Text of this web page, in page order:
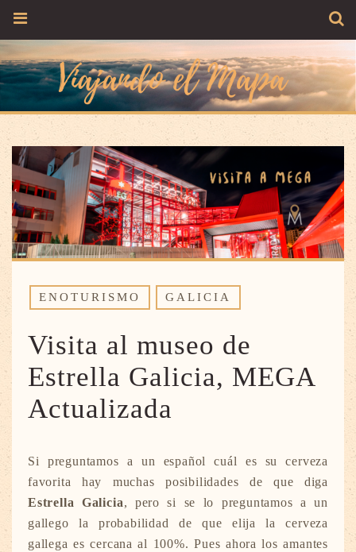
ENOTURISMO GALICIA
Visita al museo de
Estrella Galicia, MEGA
Actualizada
Si preguntamos a un español cuál es su cerveza
favorita hay muchas posibilidades de que diga
Estrella Galicia, pero si se lo preguntamos a un
gallego la probabilidad de que elija la cerveza
gallega es cercana al 100%. Pues ahora los amantes